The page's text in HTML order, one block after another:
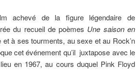
achevé de la figure légendaire de
du recueil de poèmes Une saison en
à ses tourments, au sexe et au Rock’n
cet événement qu’il juxtapose avec le
en 1967, au cours duquel Pink Floyd